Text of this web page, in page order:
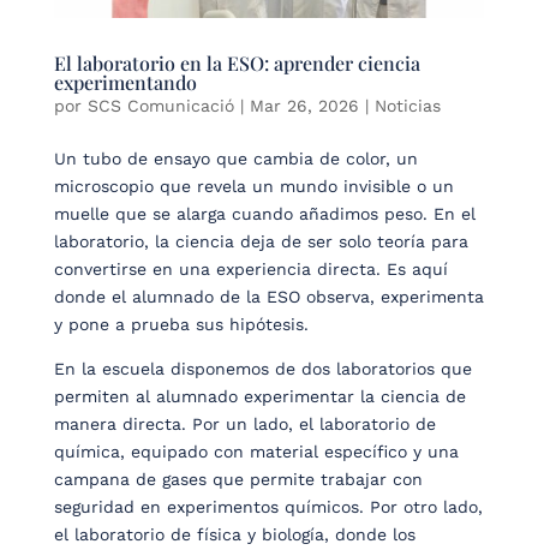
El laboratorio en la ESO: aprender ciencia
experimentando
por SCS Comunicació| Mar 26, 2026 | Noticias
Un tubo de ensayo que cambia de color, un
microscopio que revela un mundo invisible o un
muelle que se alarga cuando añadimos peso. En el
laboratorio, la ciencia deja de ser solo teoría para
convertirse en una experiencia directa. Es aquí
donde el alumnado de la ESO observa, experimenta
y pone a prueba sus hipótesis.
En la escuela disponemos de dos laboratorios que
permiten al alumnado experimentar la ciencia de
manera directa. Por un lado, el laboratorio de
química, equipado con material específico y una
campana de gases que permite trabajar con
seguridad en experimentos químicos. Por otro lado,
el laboratorio de física y biología, donde los